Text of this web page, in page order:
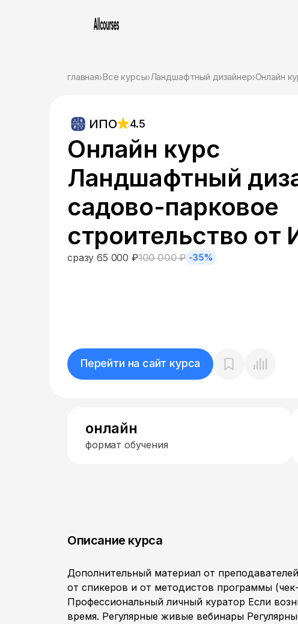
главная Все курсы Ландшафтный дизайнер Онлайн
ИПО 4.5
Онлайн курс
Ландшафтный
садово-парковое
строительство от
сразу 65 000 ₽100 000 ₽ -35%
Перейти на сайт курса
онлайн
формат обучения
Описание курса
Дополнительный материал от
от спикеров и от методистов программы
Профессиональный личный куратор Если
время. Регулярные живые вебинары